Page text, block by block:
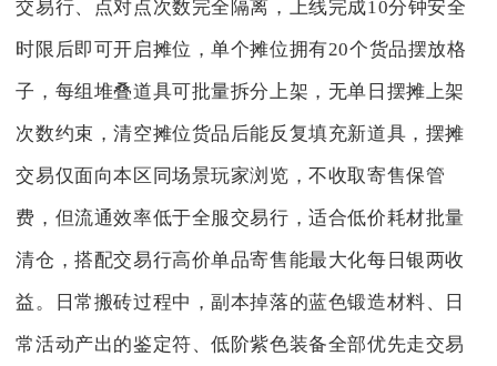
交易行、点对点次数完全隔离，上线完成10分钟安全
时限后即可开启摊位，单个摊位拥有20个货品摆放格
子，每组堆叠道具可批量拆分上架，无单日摆摊上架
次数约束，清空摊位货品后能反复填充新道具，摆摊
交易仅面向本区同场景玩家浏览，不收取寄售保管
费，但流通效率低于全服交易行，适合低价耗材批量
清仓，搭配交易行高价单品寄售能最大化每日银两收
益。日常搬砖过程中，副本掉落的蓝色锻造材料、日
常活动产出的鉴定符、低阶紫色装备全部优先走交易